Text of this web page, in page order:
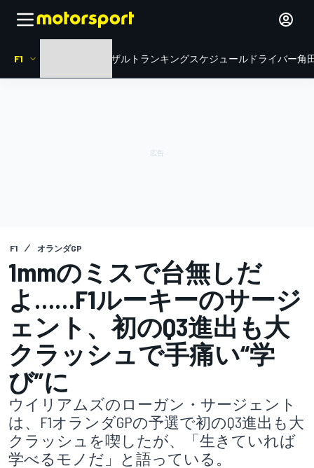
F1 リザルト ランキングスケジュール ドライバー角
F1 オランダGP
1mmのミスで台無しだ
よ……F1ルーキーのサージ
ェント、初のQ3進出も大
クラッシュで手痛い“学
び”に
ウイリアムズのローガン・サージェント
は、F1オランダGPの予選で初のQ3進出も大
クラッシュを喫したが、「生きていれば
学べるモノだ」と語っている。